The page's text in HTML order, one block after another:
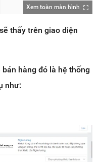
Xem toàn màn hình
thấy trên giao diện
hàng đó là hệ thống
như: